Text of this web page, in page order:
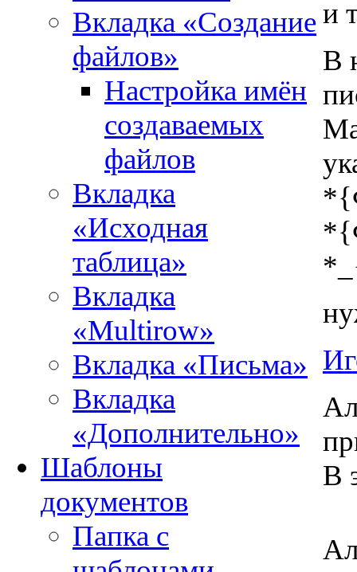
Вкладка «Создание
файлов»
Настройка имён
создаваемых
файлов
Вкладка
«Исходная
таблица»
Вкладка
«Multirow»
Вкладка «Письма»
Вкладка
«Дополнительно»
Шаблоны
документов
Папка с
и
В
В